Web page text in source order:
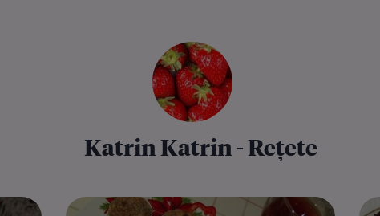
Katrin Katrin - Rețete
Budinca